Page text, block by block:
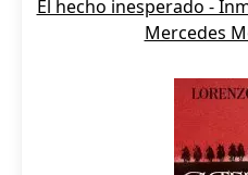
El hecho inesperado -
Mercedes